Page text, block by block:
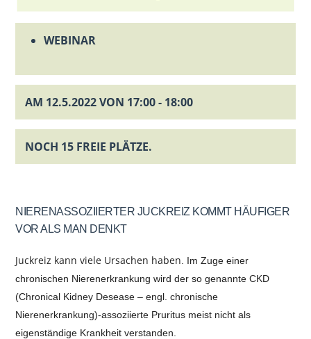
WEBINAR
AM 12.5.2022 VON 17:00 - 18:00
NOCH 15 FREIE PLÄTZE.
NIERENASSOZIIERTER JUCKREIZ KOMMT HÄUFIGER
VOR ALS MAN DENKT
Juckreiz kann viele Ursachen haben . Im Zuge einer
chronischen Nierenerkrankung wird der so genannte CKD
(Chronical Kidney Desease – engl. chronische
Nierenerkrankung)-assoziierte Pruritus meist nicht als
eigenständige Krankheit verstanden.